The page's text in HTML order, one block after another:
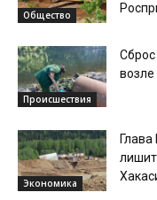
Общество
Происшествия
Экономика